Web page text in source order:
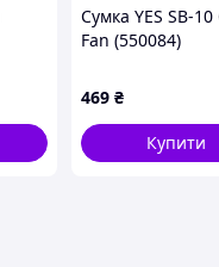
Сумка YES SB-
Fan (550084)
469 ₴
Купити